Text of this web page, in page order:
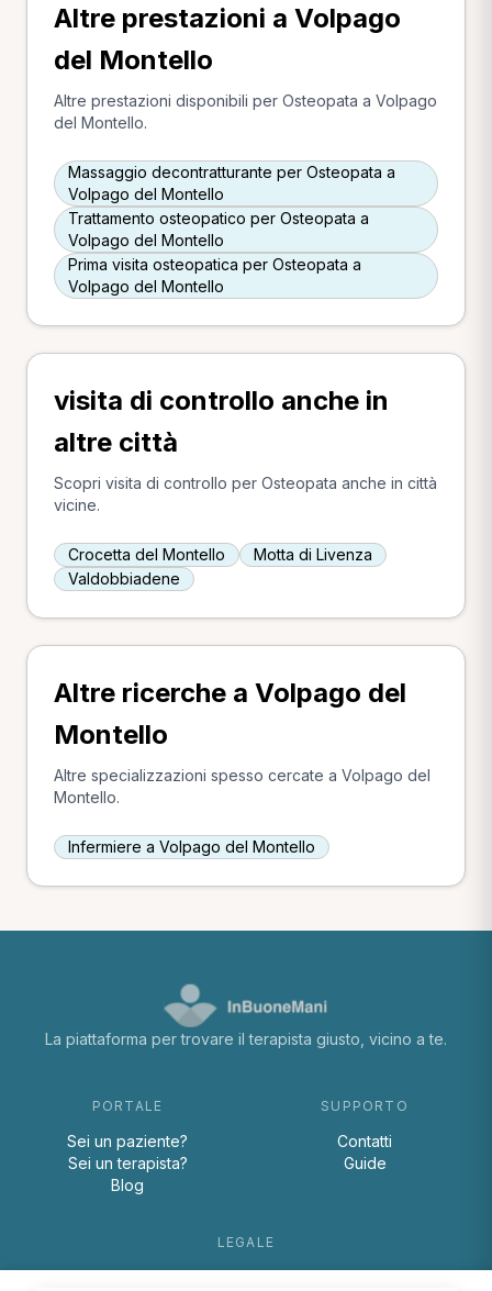
Altre prestazioni a Volpago
del Montello
Altre prestazioni disponibili per Osteopata a Volpago
del Montello.
Massaggio decontratturante per Osteopata a
Volpago del Montello
Trattamento osteopatico per Osteopata a
Volpago del Montello
Prima visita osteopatica per Osteopata a
Volpago del Montello
visita di controllo anche in
altre città
Scopri visita di controllo per Osteopata anche in città
vicine.
Crocetta del Montello
Motta di Livenza
Valdobbiadene
Altre ricerche a Volpago del
Montello
Altre specializzazioni spesso cercate a Volpago del
Montello.
Infermiere a Volpago del Montello
La piattaforma per trovare il terapista giusto, vicino a te.
PORTALE
Sei un paziente?
Sei un terapista?
Blog
SUPPORTO
Contatti
Guide
LEGALE